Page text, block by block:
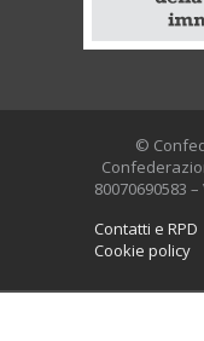
©
80070690583
Contatti e RPD
Cookie policy